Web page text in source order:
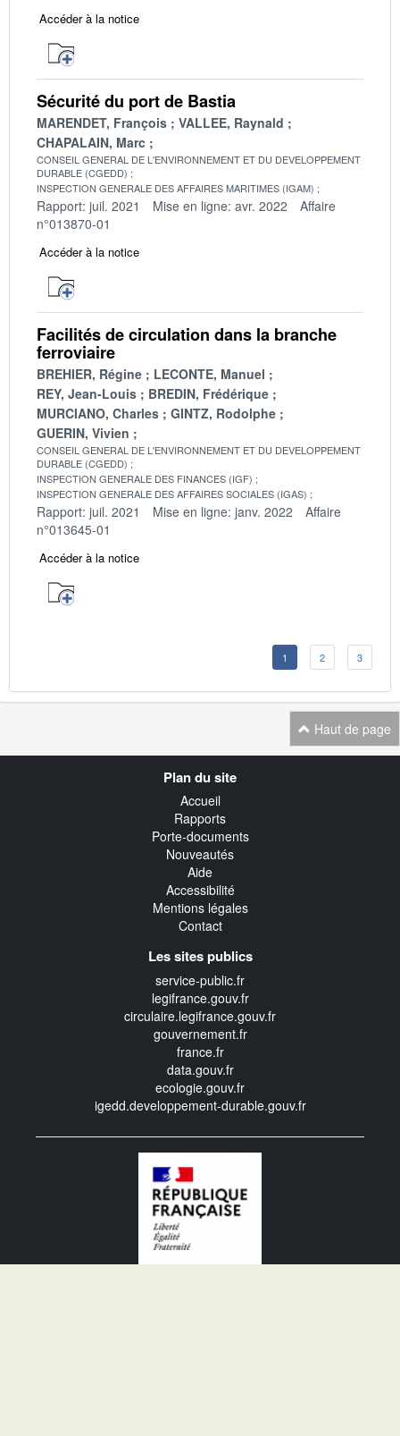
Accéder à la notice
Sécurité du port de Bastia
MARENDET, François
VALLEE, Raynald
CHAPALAIN, Marc
CONSEIL GENERAL DE L'ENVIRONNEMENT ET DU DEVELOPPEMENT
DURABLE (CGEDD)
INSPECTION GENERALE DES AFFAIRES MARITIMES (IGAM)
Rapport: juil. 2021 Mise en ligne: avr. 2022
Affaire
n°013870-01
Accéder à la notice
Facilités de circulation dans la branche
ferroviaire
BREHIER, Régine
LECONTE, Manuel
REY, Jean-Louis
BREDIN, Frédérique
MURCIANO, Charles
GINTZ, Rodolphe
GUERIN, Vivien
CONSEIL GENERAL DE L'ENVIRONNEMENT ET DU DEVELOPPEMENT
DURABLE (CGEDD)
INSPECTION GENERALE DES FINANCES (IGF)
INSPECTION GENERALE DES AFFAIRES SOCIALES (IGAS)
Rapport: juil. 2021 Mise en ligne: janv. 2022
Affaire
n°013645-01
Accéder à la notice
1 2 3
Haut de page
Plan du site
Accueil
Rapports
Porte-documents
Nouveautés
Aide
Accessibilité
Mentions légales
Contact
Les sites publics
service-public.fr
legifrance.gouv.fr
circulaire.legifrance.gouv.fr
gouvernement.fr
france.fr
data.gouv.fr
ecologie.gouv.fr
igedd.developpement-durable.gouv.fr